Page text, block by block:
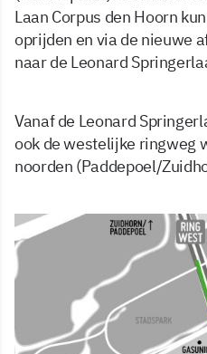
Laan Corpus den Hoorn
oprijden en via de nieuwe
naar de Leonard
Vanaf de Leonard
ook de westelijke ringweg
noorden (Paddepoel/